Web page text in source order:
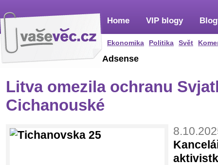
Home
Ekonomika Politika Svět
VIP blogy
Adsense
Litva omezila ochranu
Cichanouské